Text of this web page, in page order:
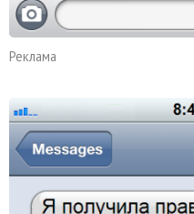
Реклама